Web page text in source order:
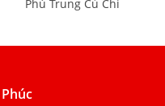
Phú Trung Củ Chi